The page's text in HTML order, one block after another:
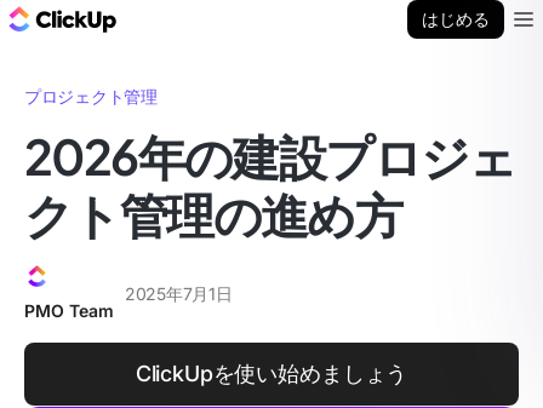
はじめる
プロジェクト管理
2026年の建設プロジェ
クト管理の進め方
PMO Team
2025年7月1日
ClickUpを使い始めましょう